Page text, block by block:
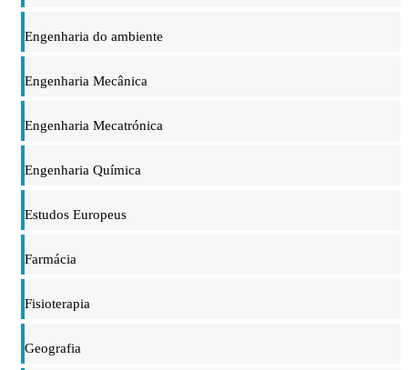
Engenharia do ambiente
Engenharia Mecânica
Engenharia Mecatrónica
Engenharia Química
Estudos Europeus
Farmácia
Fisioterapia
Geografia